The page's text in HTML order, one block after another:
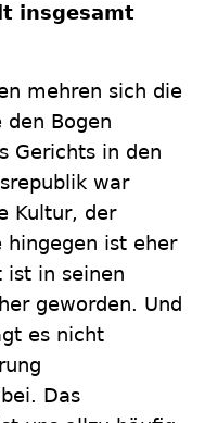
insgesamt
mehren sich die
Bogen
Gerichts in den
war
Kultur, der
hingegen ist eher
ist in seinen
geworden. Und
es nicht
Das